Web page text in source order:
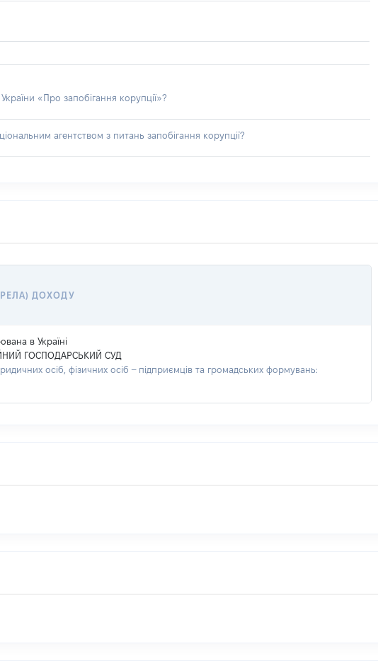
«Про запобігання корупції»?
агентством з питань запобігання корупції?
ДОХОДУ
в Україні
ГОСПОДАРСЬКИЙ СУД
осіб, фізичних осіб – підприємців та громадських формувань: